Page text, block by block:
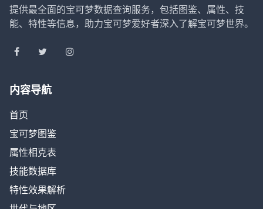
提供最全面的宝可梦数据查询服务，包括图鉴、属性、技
能、特性等信息，助力宝可梦爱好者深入了解宝可梦世界。
内容导航
首页
宝可梦图鉴
属性相克表
技能数据库
特性效果解析